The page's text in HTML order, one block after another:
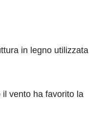
in legno utilizzata
vento ha favorito la